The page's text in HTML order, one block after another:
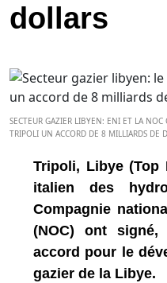
dollars
SECTEUR GAZIER LIBYEN: ENI ET LA
TRIPOLI UN ACCORD DE 8 MILLIARDS DE
Tripoli, Libye (Top
italien des
Compagnie
(NOC) ont
accord pour le
gazier de la Libye.